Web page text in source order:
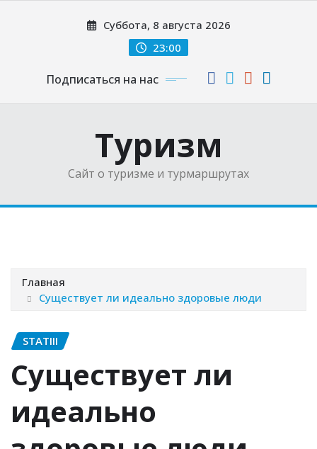
Суббота, 8 августа 2026
23:00
Подписаться на нас
Туризм
Сайт о туризме и турмаршрутах
Главная
Существует ли идеально здоровые люди
STATIII
Существует ли
идеально